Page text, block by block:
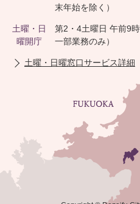
末年始を除く）
土曜・日
曜開庁
第2・4土曜日 午前9
一部業務のみ）
土曜・日曜窓口サービス詳細